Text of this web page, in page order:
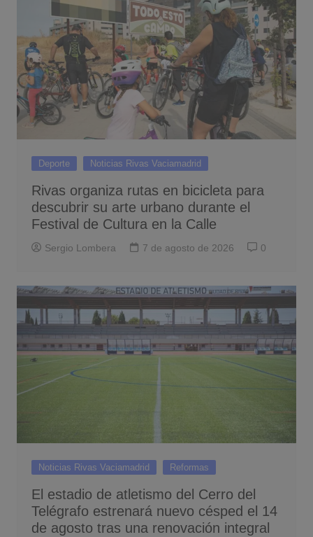
Deporte Noticias Rivas Vaciamadrid
Rivas organiza rutas en bicicleta para
descubrir su arte urbano durante el
Festival de Cultura en la Calle
Sergio Lombera 7 de agosto de 2026 0
Noticias Rivas Vaciamadrid Reformas
El estadio de atletismo del Cerro del
Telégrafo estrenará nuevo césped el 14
de agosto tras una renovación integral